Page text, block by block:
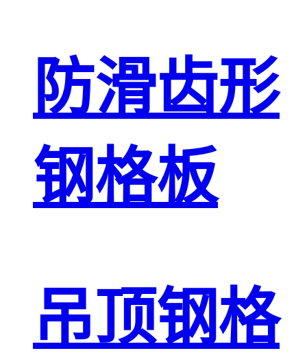
防滑齿形
钢格板
吊顶钢格